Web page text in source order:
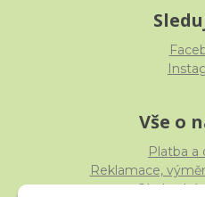
Vše o
Platba a
Reklamace,
Obchodní